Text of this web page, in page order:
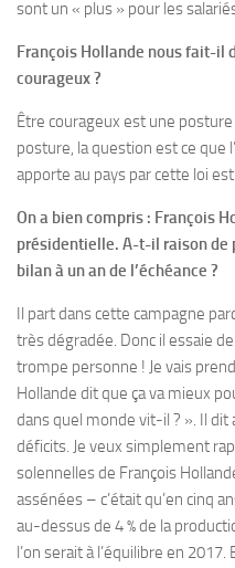
sont un « plus » pour les
François Hollande nous fait-il
courageux ?
Être courageux est une
posture, la question est ce que
apporte au pays par cette loi
On a bien compris : François
présidentielle. A-t-il raison de
bilan à un an de l’échéance ?
Il part dans cette campagne
très dégradée. Donc il essaie
trompe personne ! Je vais
Hollande dit que ça va mieux
dans quel monde vit-il ? ». Il dit
déficits. Je veux simplement
solennelles de François
assénées – c’était qu’en cinq
au-dessus de 4 % de la
l’on serait à l’équilibre en